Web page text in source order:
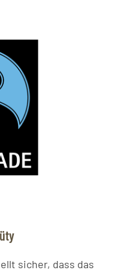
sicher, dass das